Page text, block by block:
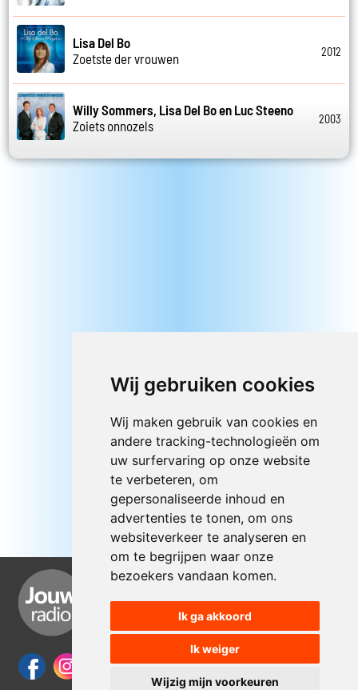
Wij gebruiken cookies
Wij maken gebruik van cookies en
andere tracking-technologieën om
uw surfervaring op onze website
te verbeteren, om
gepersonaliseerde inhoud en
advertenties te tonen, om ons
websiteverkeer te analyseren en
om te begrijpen waar onze
bezoekers vandaan komen.
Ik ga akkoord
Ik weiger
Wijzig mijn voorkeuren
Lisa Del Bo
Zoetste der vrouwen
2012
Willy Sommers, Lisa Del Bo en Luc Steeno
Zoiets onnozels
2003